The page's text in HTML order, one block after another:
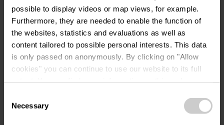
possible to display videos or map views, for example.
Furthermore, they are needed to enable the function of
the websites, statistics and evaluations as well as
content tailored to possible personal interests. This data
is only passed on anonymously. By clicking on "Allow
cookies" you can continue to use our website to its full
time.
Selection
Necessary
Nächstgelegene Bushaltestelle (100 m): "Beim
Burren"
www.mobiliteit.lu
Parken:
Ein Parkplatz befindet sich direkt am Startpunkt.